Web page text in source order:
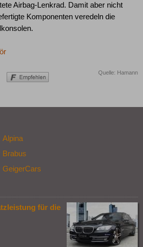
Airbag-Lenkrad. Damit aber nicht
Komponenten veredeln die
Quelle: Hamann
Alpina
Brabus
GeigerCars
für die